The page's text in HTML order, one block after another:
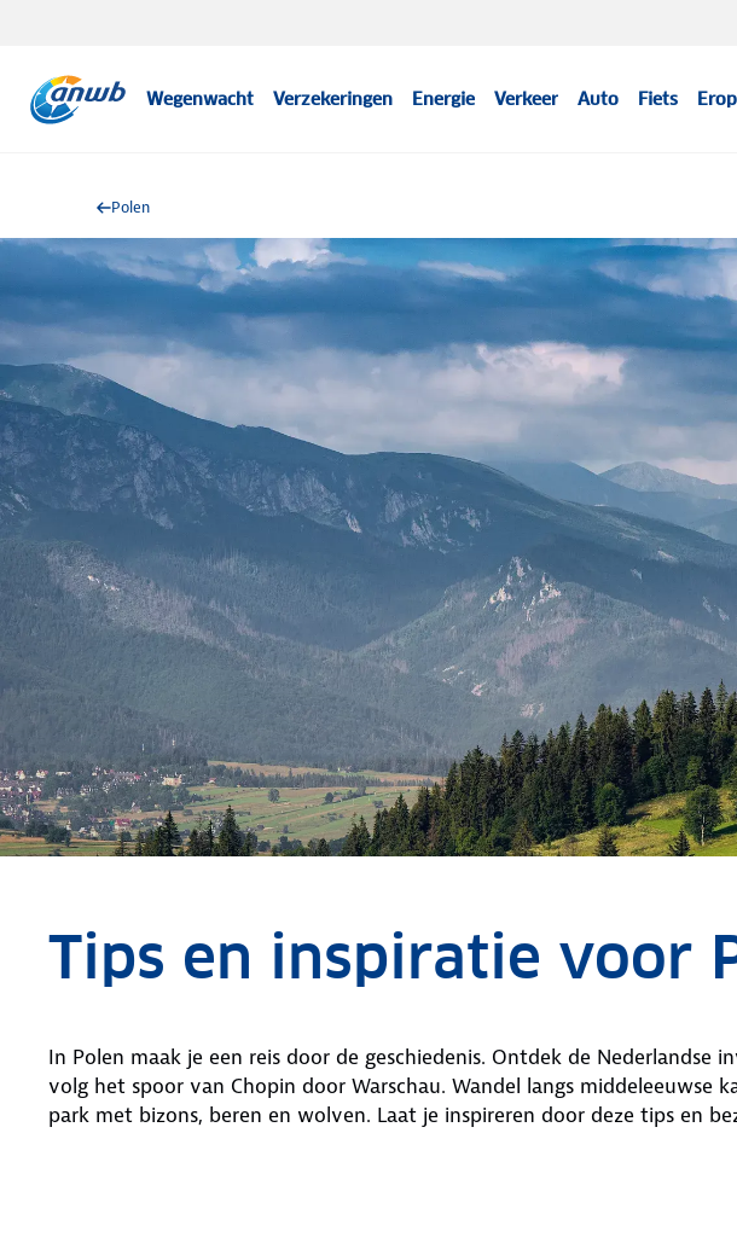
Wegenwacht Verzekeringen Energie Verkeer Auto Fiets
Polen
Tips en inspiratie voor
In Polen maak je een reis door de geschiedenis. Ontdek de Nederlandse
volg het spoor van Chopin door Warschau. Wandel langs middeleeuwse
park met bizons, beren en wolven. Laat je inspireren door deze tips en